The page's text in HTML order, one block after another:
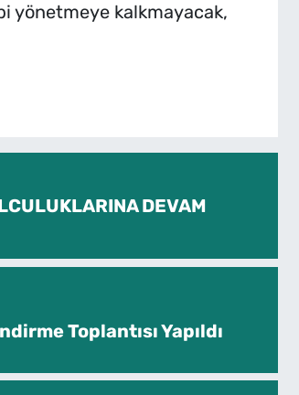
yönetmeye kalkmayacak,
DEVAM
Toplantısı Yapıldı